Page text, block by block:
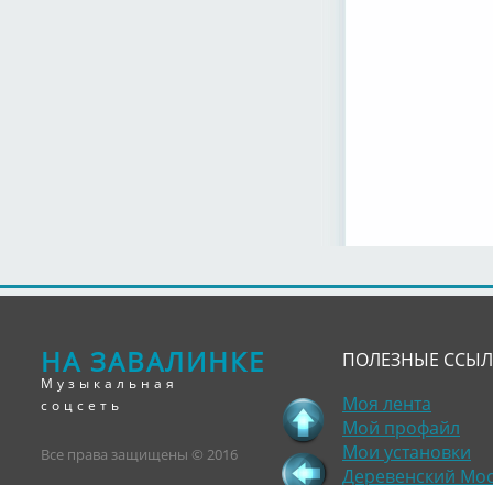
НА ЗАВАЛИНКЕ
Музыкальная
соцсеть
Все права защищены © 2016
ПОЛЕЗНЫЕ
Моя лента
Мой профайл
Мои установки
Деревенский